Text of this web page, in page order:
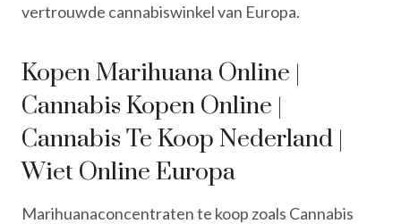
vertrouwde cannabiswinkel van Europa.
Kopen Marihuana Online |
Cannabis Kopen Online |
Cannabis Te Koop Nederland |
Wiet Online Europa
Marihuanaconcentraten te koop zoals Cannabis